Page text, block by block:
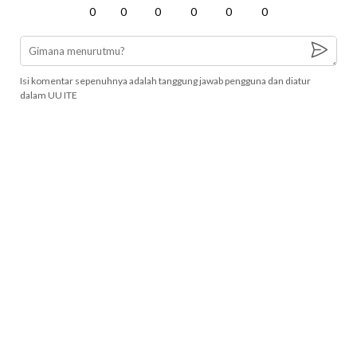
0 0 0 0 0 0
Isi komentar sepenuhnya adalah tanggung jawab pengguna dan diatur
dalam UU ITE